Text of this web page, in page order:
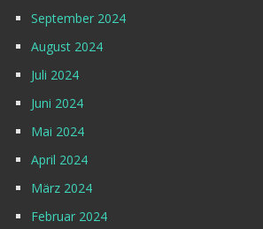
September 2024
August 2024
Juli 2024
Juni 2024
Mai 2024
April 2024
März 2024
Februar 2024